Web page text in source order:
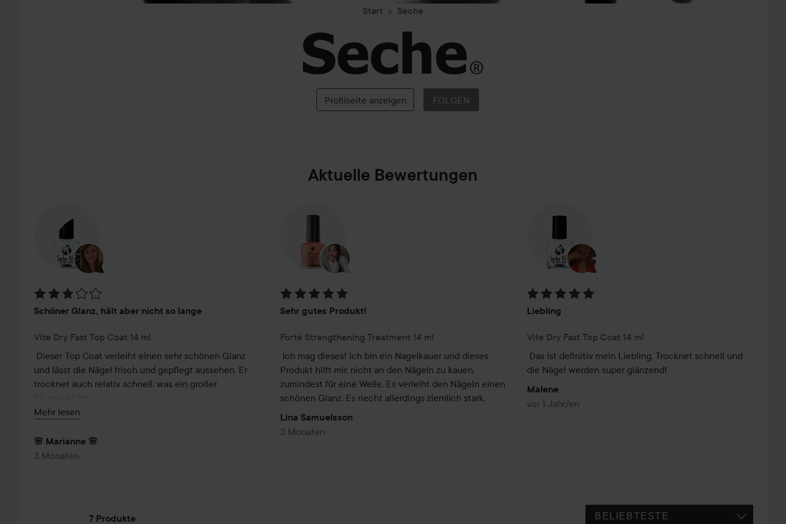
Start Seche
Seche
Profilseite anzeigen FOLGEN
Aktuelle Bewertungen
SEKTION ÜBERSPRINGEN
Bewertung: 3 von 5
Schöner Glanz, hält aber nicht so lange
Vite Dry Fast Top Coat 14 ml
Dieser Top Coat verleiht einen sehr schönen Glanz
und lässt die Nägel frisch und gepflegt aussehen. Er
trocknet auch relativ schnell, was ein großer
Ich habe die Nägel gut vorbereitet, leicht gefeilt,
diesem Top Coat abgeschlossen, daher hatte ich
erwartet, dass das Ergebnis etwas länger hält. Leider
Mehr lesen
🌸 Marianne 🌸
3 Monaten
Bewertung: 5 von 5
Sehr gutes Produkt!
Forté Strengthening Treatment 14 ml
Ich mag dieses! Ich bin ein Nagelkauer und dieses
Produkt hilft mir, nicht an den Nägeln zu kauen,
zumindest für eine Weile. Es verleiht den Nägeln einen
schönen Glanz. Es riecht allerdings ziemlich stark.
Lina Samuelsson
3 Monaten
Bewertung: 5 von 5
Liebling
Vite Dry Fast Top Coat 14 ml
Das ist definitiv mein Liebling. Trocknet schnell und
die Nägel werden super glänzend!
Malene
vor 1 Jahr/en
7 Produkte